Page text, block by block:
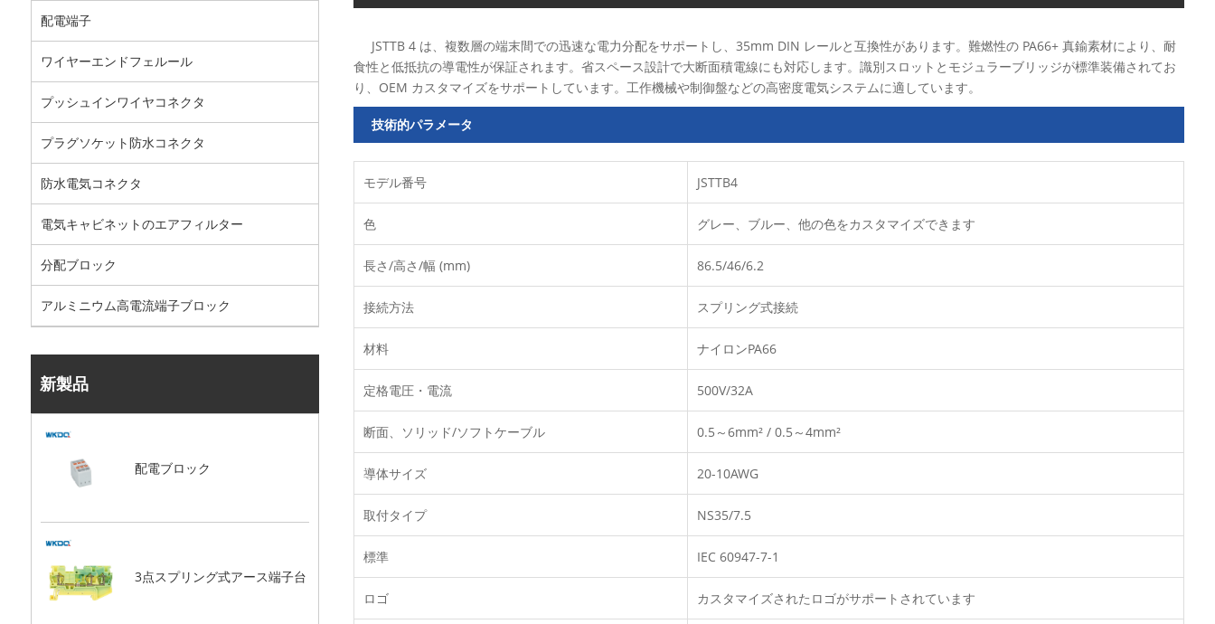
配電端子
ワイヤーエンドフェルール
プッシュインワイヤコネクタ
プラグソケット防水コネクタ
防水電気コネクタ
電気キャビネットのエアフィルター
分配ブロック
アルミニウム高電流端子ブロック
新製品
配電ブロック
3点スプリング式アース端子台
JSTTB 4 は、複数層の端末間での迅速な電力分配をサポートし、35mm DIN レールと互換性があります。難燃性の PA66+ 真鍮素材により、耐
食性と低抵抗の導電性が保証されます。省スペース設計で大断面積電線にも対応します。識別スロットとモジュラーブリッジが標準装備されてお
り、OEM カスタマイズをサポートしています。工作機械や制御盤などの高密度電気システムに適しています。
技術的パラメータ
モデル番号 JSTTB4
色 グレー、ブルー、他の色をカスタマイズできます
長さ/高さ/幅 (mm) 86.5/46/6.2
接続方法 スプリング式接続
材料 ナイロンPA66
定格電圧・電流 500V/32A
断面、ソリッド/ソフトケーブル 0.5～6mm² / 0.5～4mm²
導体サイズ 20-10AWG
取付タイプ NS35/7.5
標準 IEC 60947-7-1
ロゴ カスタマイズされたロゴがサポートされています